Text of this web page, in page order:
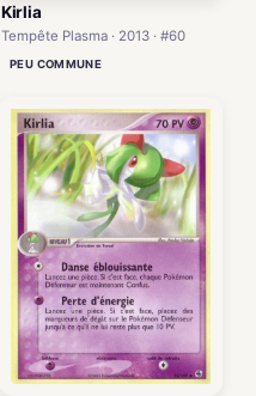
Kirlia
Tempête Plasma · 2013 · #60
PEU COMMUNE